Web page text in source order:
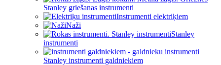
Stanley griešanas instrumenti
Instrumenti elektriķiem
Naži
Stanley
instrumenti
Stanley instrumenti galdniekiem